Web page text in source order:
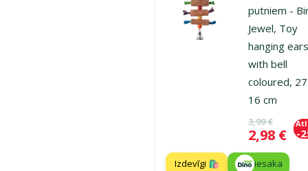
putniem -
Jewel, Toy
hanging
with bell
coloured,
16 cm
Oriģinālā
3,99 €
Cena
2,98 € -
Izdevīgi 🛍️ iesaka